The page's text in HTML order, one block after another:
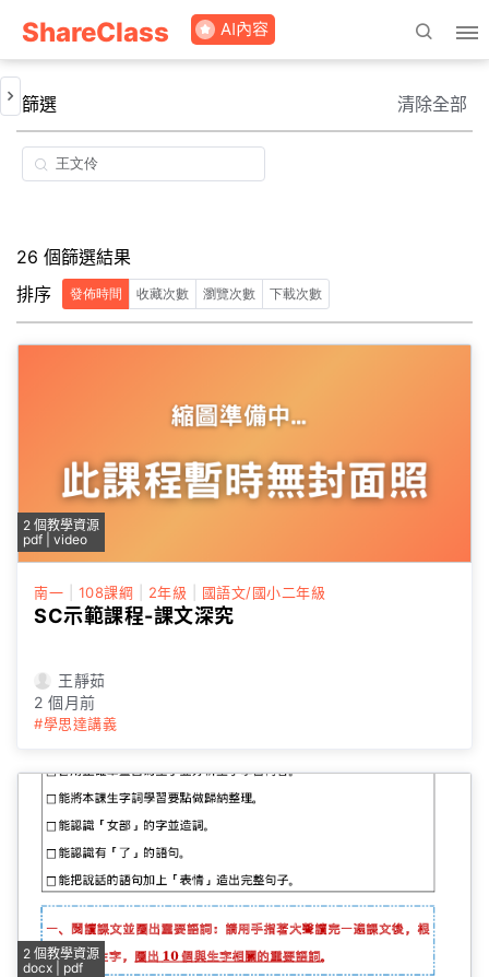
ShareClass
篩選 清除全部
26 個篩選結果
排序
發佈時間 收藏次數 瀏覽次數 下載次數
2 個教學資源
pdf | video
南一 108課綱 2年級 國語文/國小二年級
SC示範課程-課文深究
王靜茹
2 個月前
#學思達講義
2 個教學資源
docx | pdf